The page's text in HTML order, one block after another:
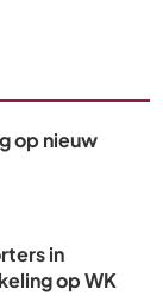
op nieuw
in
op WK